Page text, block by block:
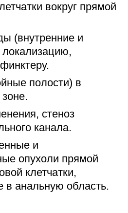
вокруг прямой
(внутренние и
полости) в
стеноз
канала.
и
опухоли прямой
клетчатки,
в анальную область.